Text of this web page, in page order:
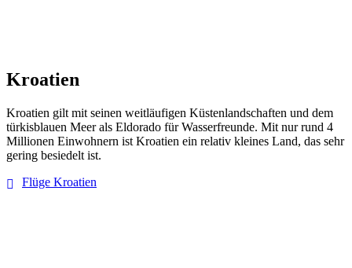
Kroatien
Kroatien gilt mit seinen weitläufigen Küstenlandschaften und dem
türkisblauen Meer als Eldorado für Wasserfreunde. Mit nur rund 4
Millionen Einwohnern ist Kroatien ein relativ kleines Land, das sehr
gering besiedelt ist.
Flüge Kroatien